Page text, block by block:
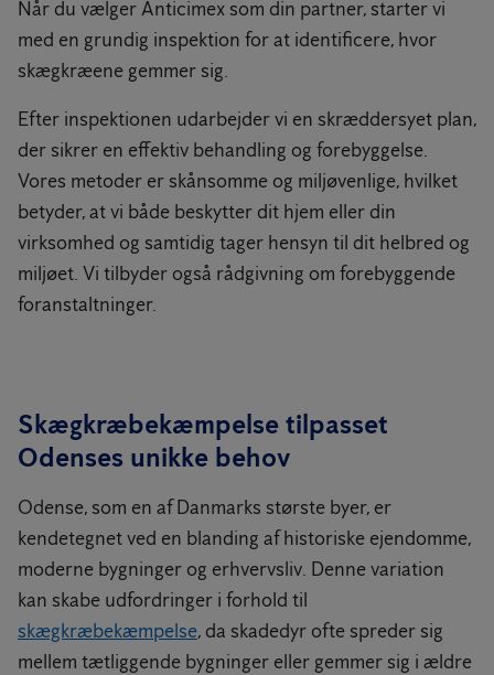
Når du vælger Anticimex som din partner, starter vi
med en grundig inspektion for at identificere, hvor
skægkræene gemmer sig.
Efter inspektionen udarbejder vi en skræddersyet plan,
der sikrer en effektiv behandling og forebyggelse.
Vores metoder er skånsomme og miljøvenlige, hvilket
betyder, at vi både beskytter dit hjem eller din
virksomhed og samtidig tager hensyn til dit helbred og
miljøet. Vi tilbyder også rådgivning om forebyggende
foranstaltninger.
Skægkræbekæmpelse tilpasset
Odenses unikke behov
Odense, som en af Danmarks største byer, er
kendetegnet ved en blanding af historiske ejendomme,
moderne bygninger og erhvervsliv. Denne variation
kan skabe udfordringer i forhold til
skægkræbekæmpelse, da skadedyr ofte spreder sig
mellem tætliggende bygninger eller gemmer sig i ældre